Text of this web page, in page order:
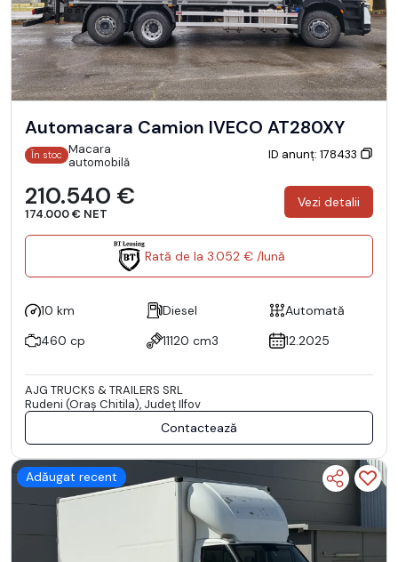
Automacara Camion IVECO AT280XY
În stoc Macara
automobilă
ID anunț: 178433
210.540 €
174.000 € NET
Vezi detalii
Rată de la 3.052 € /lună
10 km Diesel
Automată
460 cp
11120 cm3 12.2025
AJG TRUCKS & TRAILERS SRL
Rudeni (Oraş Chitila), Județ Ilfov
Contactează
Adăugat recent